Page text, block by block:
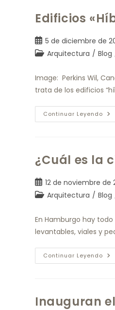
Edificios
5 de diciembre de
Arquitectura / Blog
Image: Perkins Wil,
trata de los edificios
Continuar Leyendo
¿Cuál es la
12 de noviembre de
Arquitectura / Blog
En Hamburgo hay
levantables, viales y
Continuar Leyendo
Inauguran